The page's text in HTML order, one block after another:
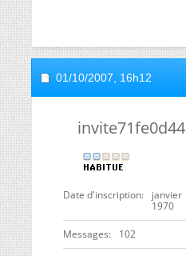
01/10/2007, 16h12
invite71fe0d44
Date d'inscription
janvier
1970
Messages 102